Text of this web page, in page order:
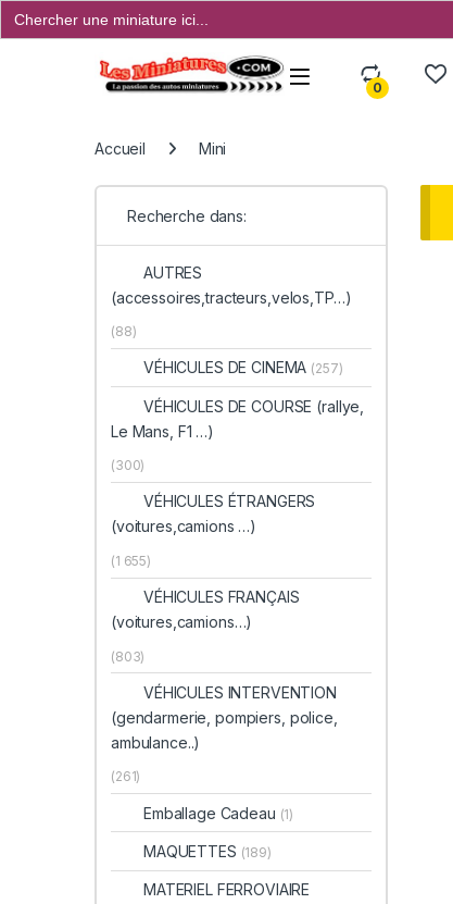
Search
for:
Open
0
Accueil Mini
Recherche dans:
AUTRES
(accessoires,tracteurs,velos,TP…)
(88)
VÉHICULES DE CINEMA (257)
VÉHICULES DE COURSE (rallye,
Le Mans, F1 …)
(300)
VÉHICULES ÉTRANGERS
(voitures,camions …)
(1 655)
VÉHICULES FRANÇAIS
(voitures,camions…)
(803)
VÉHICULES INTERVENTION
(gendarmerie, pompiers, police,
ambulance..)
(261)
Emballage Cadeau (1)
MAQUETTES (189)
MATERIEL FERROVIAIRE